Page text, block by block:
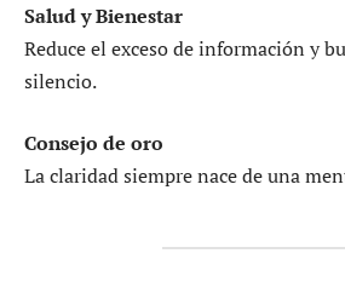
Salud y Bienestar
Reduce el exceso de información y
silencio.
Consejo de oro
La claridad siempre nace de una